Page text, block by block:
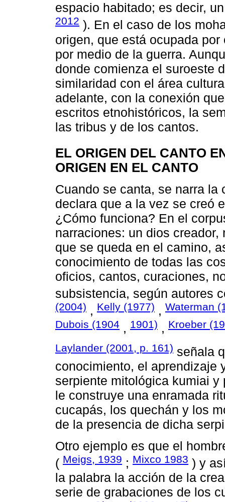
espacio habitado; es decir,
2012 ). En el caso de los
origen, que está ocupada
por medio de la guerra.
donde comienza el suroeste
similaridad con el área
adelante, con la conexión
escritos etnohistóricos, la
las tribus y de los cantos.
EL ORIGEN DEL CANTO
ORIGEN EN EL CANTO
Cuando se canta, se narra la
declara que a la vez se creó
¿Cómo funciona? En el
narraciones: un dios
que se queda en el camino,
conocimiento de todas las
oficios, cantos, curaciones,
subsistencia, según autores
(2004) , Kelly (1977) , Waterman
Dubois (1904 , 1901) , Kroeber
Laylander (2001, p. 161) señala
conocimiento, el aprendizaje
serpiente mitológica kumiai
le construye una enramada
cucapás, los quechán y los
de la presencia de dicha
Otro ejemplo es que el
( Meigs, 1939 ; Mixco 1983 ) y
la palabra la acción de la
serie de grabaciones de los